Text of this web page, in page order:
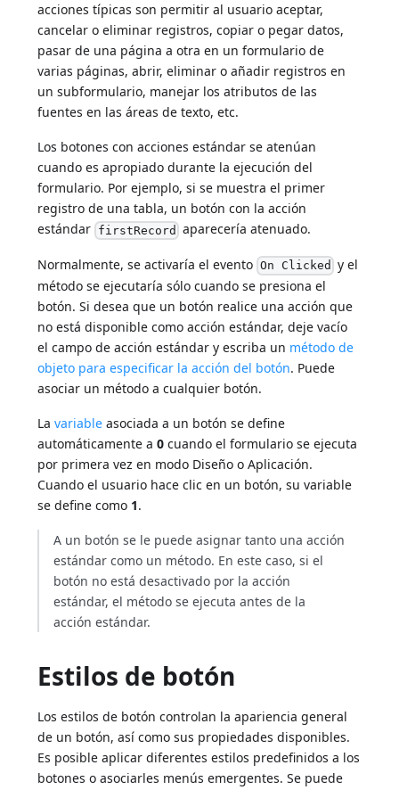
acciones típicas son permitir al usuario aceptar,
cancelar o eliminar registros, copiar o pegar datos,
pasar de una página a otra en un formulario de
varias páginas, abrir, eliminar o añadir registros en
un subformulario, manejar los atributos de las
fuentes en las áreas de texto, etc.
Los botones con acciones estándar se atenúan
cuando es apropiado durante la ejecución del
formulario. Por ejemplo, si se muestra el primer
registro de una tabla, un botón con la acción
estándar firstRecord aparecería atenuado.
Normalmente, se activaría el evento On Clicked y el
método se ejecutaría sólo cuando se presiona el
botón. Si desea que un botón realice una acción que
no está disponible como acción estándar, deje vacío
el campo de acción estándar y escriba un método de
objeto para especificar la acción del botón. Puede
asociar un método a cualquier botón.
Lavariable asociada a un botón se define
automáticamente a0 cuando el formulario se ejecuta
por primera vez en modo Diseño o Aplicación.
Cuando el usuario hace clic en un botón, su variable
se define como 1.
A un botón se le puede asignar tanto una acción
estándar como un método. En este caso, si el
botón no está desactivado por la acción
estándar, el método se ejecuta antes de la
acción estándar.
Estilos de botón
Los estilos de botón controlan la apariencia general
de un botón, así como sus propiedades disponibles.
Es posible aplicar diferentes estilos predefinidos a los
botones o asociarles menús emergentes. Se puede